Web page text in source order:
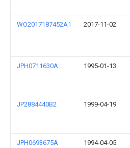
WO2017187452A1 2017-11-02
JPH0711630A 1995-01-13
JP2884440B2 1999-04-19
JPH0693675A 1994-04-05